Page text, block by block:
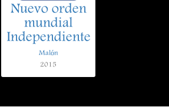
Nuevo orden
mundial
Independiente
Malón
2015